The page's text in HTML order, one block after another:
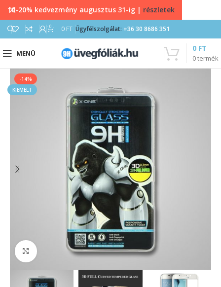
0 0 FT Ügyfélszolgálat: +36 30 8686 351
MENÜ
0termék
0 FT
-14%
KIEMELT
Nagyítás
10-20% kedvezmény augusztus 31-ig | részletek